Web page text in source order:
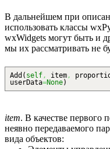
В дальнейшем при
использовать классы
wxWidgets могут быть и
мы их рассматривать не
Add ( self , item ,
userData=None)
item. В качестве первого
неявно передаваемого
вида объектов: